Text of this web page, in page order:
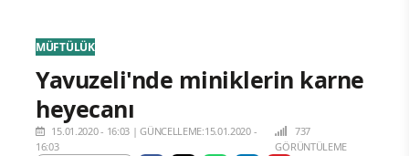
MÜFTÜLÜK
Yavuzeli'nde miniklerin karne
heyecanı
15.01.2020 - 16:03 |GÜNCELLEME:15.01.2020 -
16:03
737
GÖRÜNTÜLEME